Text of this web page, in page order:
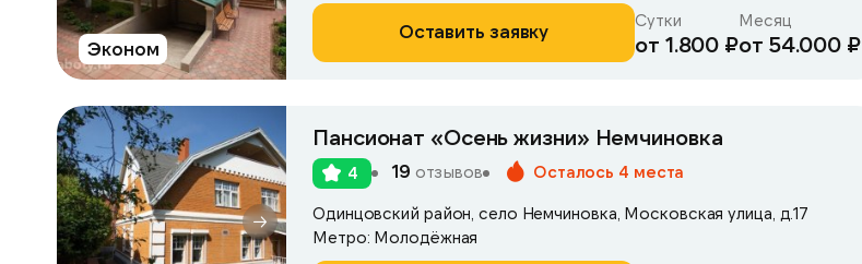
Эконом
Оставить заявку Сутки
от 1.800 ₽
Месяц
от 54.000 ₽
Пансионат «Осень жизни» Немчиновка
4 19 отзывов Осталось 4 места
Одинцовский район, село Немчиновка, Московская улица, д.17
Метро: Молодёжная